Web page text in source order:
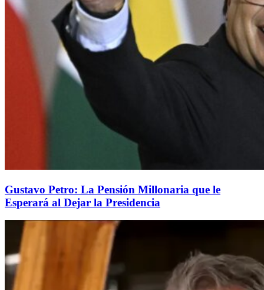
Gustavo Petro: La Pensión Millonaria que le
Esperará al Dejar la Presidencia